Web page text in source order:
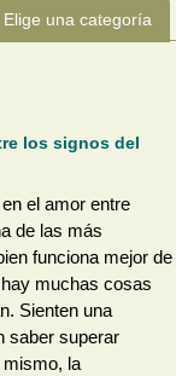
los signos del
el amor entre
de las más
funciona mejor de
muchas cosas
Sienten una
saber superar
mismo, la